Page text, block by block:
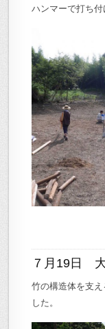
ハンマーで打ち付
７月19日
竹の構造体を支
した。